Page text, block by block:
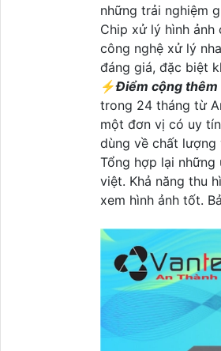
những trải nghiệm
Chip xử lý hình ảnh
công nghệ xử lý
đáng giá, đặc biệt
️⚡Điểm cộng thêm
trong 24 tháng từ
một đơn vị có uy
dùng về chất lượng
Tổng hợp lại những
việt. Khả năng thu
xem hình ảnh tốt.